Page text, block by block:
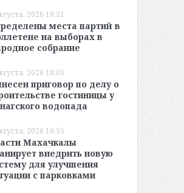
2026 18:51
места партий в
на выборах в
собрание
2026 18:05
приговор по делу о
гостиницы у
водопада
2026 16:55
Махачкалы
внедрить новую
для улучшения
с парковками